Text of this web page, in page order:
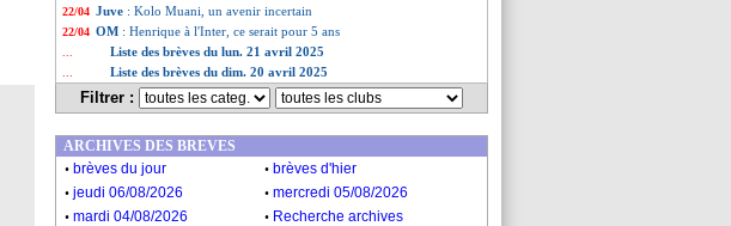
22/04 Juve : Kolo Muani, un avenir incertain
22/04 OM : Henrique à l'Inter, ce serait pour 5 ans
Liste des brèves du lun. 21 avril 2025
Liste des brèves du dim. 20 avril 2025
Filtrer :
ARCHIVES DES BREVES
. brèves du jour . brèves d'hier
. jeudi 06/08/2026 . mercredi 05/08/2026
. mardi 04/08/2026 . Recherche archives